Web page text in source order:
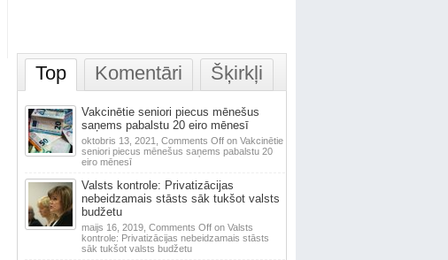
Top Komentāri Šķirkļi
Vakcinētie seniori piecus mēnešus
saņems pabalstu 20 eiro mēnesī
oktobris 13, 2021, Comments Offon Vakcinētie
seniori piecus mēnešus saņems pabalstu 20
eiro mēnesī
Valsts kontrole: Privatizācijas
nebeidzamais stāsts sāk tukšot valsts
budžetu
maijs 16, 2019, Comments Offon Valsts
kontrole: Privatizācijas nebeidzamais stāsts
sāk tukšot valsts budžetu